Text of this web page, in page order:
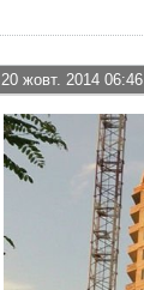
20 жовт. 2014 06:46